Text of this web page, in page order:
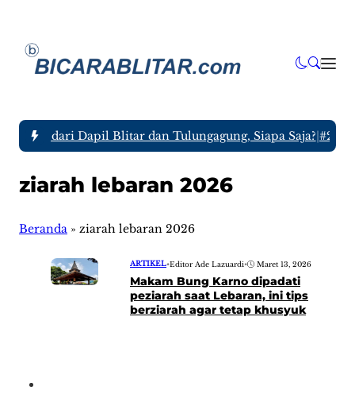
2029 dari Dapil Blitar dan Tulungagung, Siapa Saja?| #2 -
ziarah lebaran 2026
Beranda » ziarah lebaran 2026
ARTIKEL•Editor Ade Lazuardi• Maret 13, 2026
Makam Bung Karno dipadati
peziarah saat Lebaran, ini tips
berziarah agar tetap khusyuk